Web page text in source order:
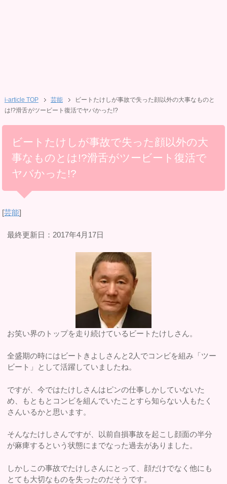
i-article TOP 芸能
ビートたけしが事故で失った顔以外の大事なものと
は!?滑舌がツービート復活でヤバかった!?
ビートたけしが事故で失った顔以外の大
事なものとは!?滑舌がツービート復活で
ヤバかった!?
[芸能]
最終更新日：2017年4月17日
お笑い界のトップを走り続けているビートたけしさん。
全盛期の時にはビートきよしさんと2人でコンビを組み「ツー
ビート」として活躍していましたね。
ですが、今ではたけしさんはピンの仕事しかしていないた
め、もともとコンビを組んでいたことすら知らない人もたく
さんいるかと思います。
そんなたけしさんですが、以前自損事故を起こし顔面の半分
が麻痺するという状態にまでなった過去がありました。
しかしこの事故でたけしさんにとって、顔だけでなく他にも
とても大切なものを失ったのだそうです。